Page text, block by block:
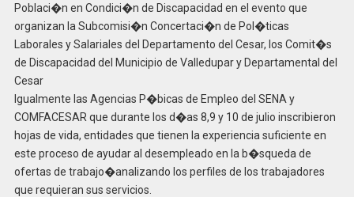
Poblaci�n en Condici�n de Discapacidad en el evento que
organizan la Subcomisi�n Concertaci�n de Pol�ticas
Laborales y Salariales del Departamento del Cesar, los Comit�s
de Discapacidad del Municipio de Valledupar y Departamental del
Cesar
Igualmente las Agencias P�bicas de Empleo del SENA y
COMFACESAR que durante los d�as 8,9 y 10 de julio inscribieron
hojas de vida, entidades que tienen la experiencia suficiente en
este proceso de ayudar al desempleado en la b�squeda de
ofertas de trabajo�analizando los perfiles de los trabajadores
que requieran sus servicios.